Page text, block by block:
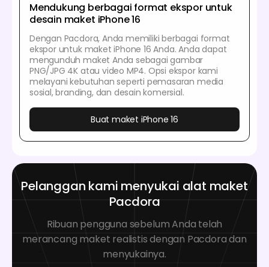
Mendukung berbagai format ekspor untuk
desain maket iPhone 16
Dengan Pacdora, Anda memiliki berbagai format
ekspor untuk maket iPhone 16 Anda. Anda dapat
mengunduh maket Anda sebagai gambar
PNG/JPG 4K atau video MP4. Opsi ekspor kami
melayani kebutuhan seperti pemasaran media
sosial, branding, dan desain komersial.
Buat maket iPhone 16
Pelanggan kami menyukai alat maket
Pacdora
Ribuan pengguna sebelum Anda telah
merancang maket realistis dengan Pacdora dan
menyukainya.